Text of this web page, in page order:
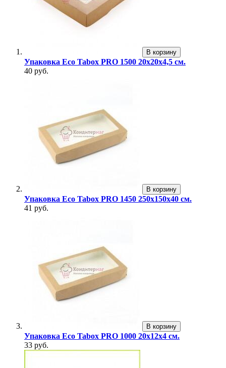
В корзину
Упаковка Eco Tabox PRO 1500 20х20х4,5 см.
40 руб.
В корзину
Упаковка Eco Tabox PRO 1450 250х150х40 см.
41 руб.
В корзину
Упаковка Eco Tabox PRO 1000 20х12х4 см.
33 руб.